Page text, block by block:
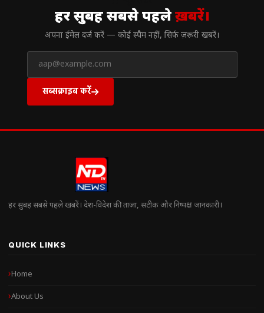
हर सुबह सबसे पहलेख़बरें।
अपना ईमेल दर्ज करें — कोई स्पैम नहीं, सिर्फ ज़रूरी खबरें।
सब्सक्राइब करें
हर सुबह सबसे पहले खबरें। देश-विदेश की ताज़ा, सटीक और निष्पक्ष जानकारी।
QUICK LINKS
Home
About Us